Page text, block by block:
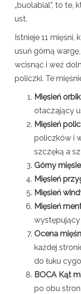
„buolabial”, to te,
ust.
Istnieje 11
usuń górną
wcisnąć i weź
policzki. Te
Mięsień
otaczający
Mięsień
policzków i
szczęką a
Górny
Mięsień
Mięsień
Mięsień
Ocena
każdej
do łuku
BOCA Kąt
po obu